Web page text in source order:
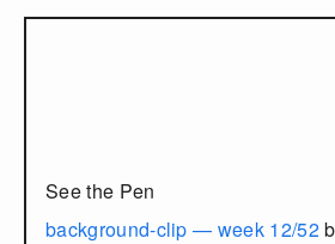
See the Pen
background-clip — week 12/52